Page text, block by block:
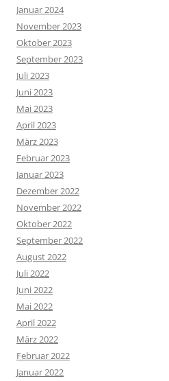
Januar 2024
November 2023
Oktober 2023
September 2023
Juli 2023
Juni 2023
Mai 2023
April 2023
März 2023
Februar 2023
Januar 2023
Dezember 2022
November 2022
Oktober 2022
September 2022
August 2022
Juli 2022
Juni 2022
Mai 2022
April 2022
März 2022
Februar 2022
Januar 2022